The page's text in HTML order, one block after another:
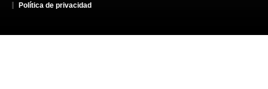
Política de privacidad